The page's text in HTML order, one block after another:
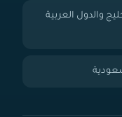
والدول العربية